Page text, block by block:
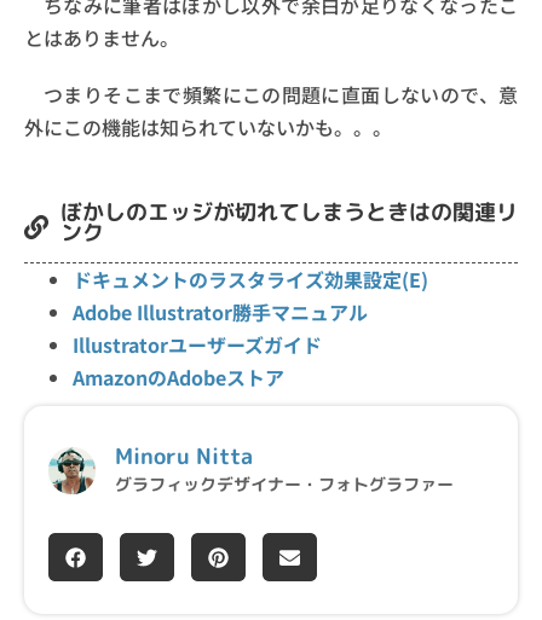
とはありません。
つまりそこまで頻繁にこの問題に直面しないので、意
外にこの機能は知られていないかも。。。
ぼかしのエッジが切れてしまうときはの関連リ
ンク
ドキュメントのラスタライズ効果設定(E)
Adobe Illustrator勝手マニュアル
Illustratorユーザーズガイド
AmazonのAdobeストア
Minoru Nitta
グラフィックデザイナー・フォトグラファー